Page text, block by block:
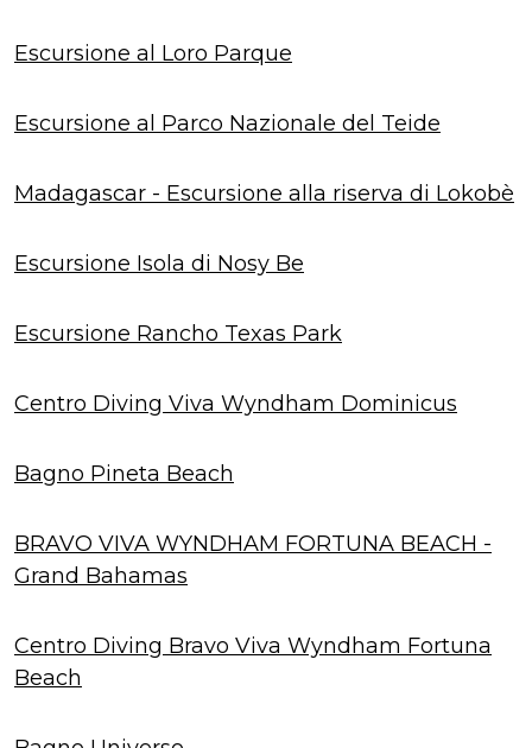
Escursione al Loro Parque
Escursione al Parco Nazionale del Teide
Madagascar - Escursione alla riserva di Lokobè
Escursione Isola di Nosy Be
Escursione Rancho Texas Park
Centro Diving Viva Wyndham Dominicus
Bagno Pineta Beach
BRAVO VIVA WYNDHAM FORTUNA BEACH -
Grand Bahamas
Centro Diving Bravo Viva Wyndham Fortuna
Beach